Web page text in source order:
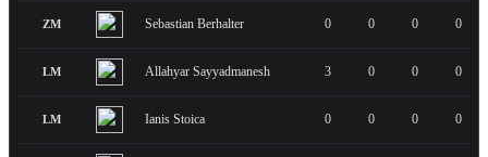
ZM Sebastian Berhalter 0 0 0 0
LM Allahyar Sayyadmanesh 3 0 0 0
LM Ianis Stoica 0 0 0 0